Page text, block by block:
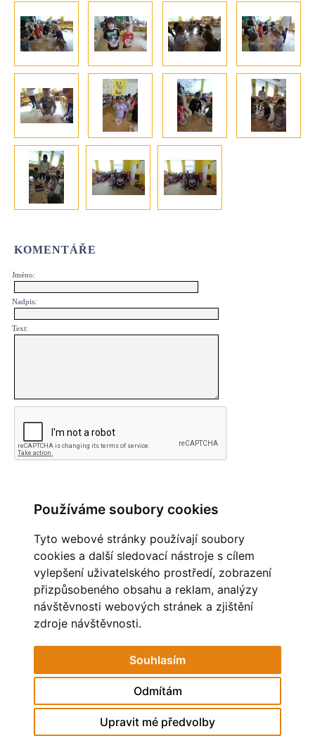
Používáme soubory cookies
Tyto webové stránky používají soubory
cookies a další sledovací nástroje s cílem
vylepšení uživatelského prostředí, zobrazení
přizpůsobeného obsahu a reklam, analýzy
návštěvnosti webových stránek a zjištění
zdroje návštěvnosti.
Souhlasím
Odmítám
Upravit mé předvolby
KOMENTÁŘE
Jméno:
Nadpis:
Text:
Zatím nebyl vložen žádný komentář
OBLÍBENÉ ODKAZY
MĚSTO HAVÍŘOV
STAV OVZDUŠÍ
ZAČÍT SPOLU
© 2026 eStránky.cz